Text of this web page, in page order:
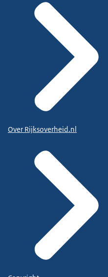
Over Rijksoverheid.nl